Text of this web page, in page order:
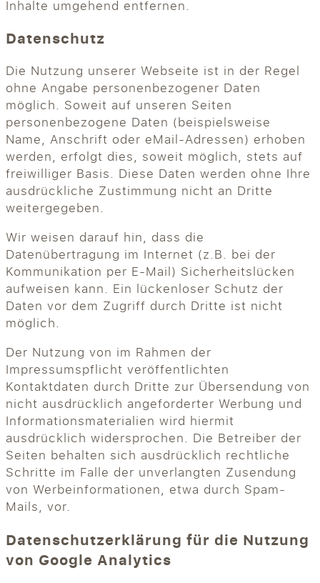
Inhalte umgehend entfernen.
Datenschutz
Die Nutzung unserer Webseite ist in der Regel
ohne Angabe personenbezogener Daten
möglich. Soweit auf unseren Seiten
personenbezogene Daten (beispielsweise
Name, Anschrift oder eMail-Adressen) erhoben
werden, erfolgt dies, soweit möglich, stets auf
freiwilliger Basis. Diese Daten werden ohne Ihre
ausdrückliche Zustimmung nicht an Dritte
weitergegeben.
Wir weisen darauf hin, dass die
Datenübertragung im Internet (z.B. bei der
Kommunikation per E-Mail) Sicherheitslücken
aufweisen kann. Ein lückenloser Schutz der
Daten vor dem Zugriff durch Dritte ist nicht
möglich.
Der Nutzung von im Rahmen der
Impressumspflicht veröffentlichten
Kontaktdaten durch Dritte zur Übersendung von
nicht ausdrücklich angeforderter Werbung und
Informationsmaterialien wird hiermit
ausdrücklich widersprochen. Die Betreiber der
Seiten behalten sich ausdrücklich rechtliche
Schritte im Falle der unverlangten Zusendung
von Werbeinformationen, etwa durch Spam-
Mails, vor.
Datenschutzerklärung für die Nutzung
von Google Analytics